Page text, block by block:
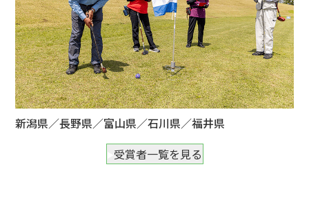
新潟県／長野県／富山県／石川県／福井県
受賞者一覧を見る